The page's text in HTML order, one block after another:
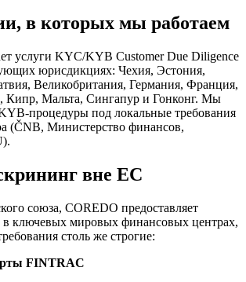
в которых мы работаем
услуги KYC/KYB Customer Due Diligence
юрисдикциях: Чехия, Эстония,
Великобритания, Германия, Франция,
Кипр, Мальта, Сингапур и Гонконг. Мы
процедуры под локальные требования
(ČNB, Министерство финансов,
вне ЕС
союза, COREDO предоставляет
ключевых мировых финансовых центрах,
столь же строгие:
FINTRAC